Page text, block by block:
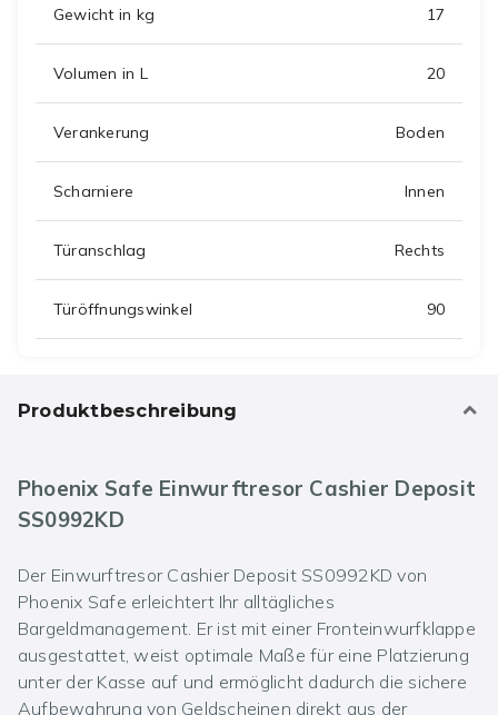
Gewicht in kg 17
Volumen in L 20
Verankerung Boden
Scharniere Innen
Türanschlag Rechts
Türöffnungswinkel 90
Produktbeschreibung
Phoenix Safe Einwurftresor Cashier Deposit
SS0992KD
Der Einwurftresor Cashier Deposit SS0992KD von
Phoenix Safe erleichtert Ihr alltägliches
Bargeldmanagement. Er ist mit einer Fronteinwurfklappe
ausgestattet, weist optimale Maße für eine Platzierung
unter der Kasse auf und ermöglicht dadurch die sichere
Aufbewahrung von Geldscheinen direkt aus der